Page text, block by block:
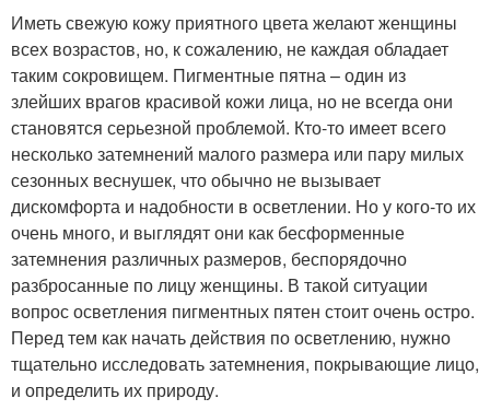
Иметь свежую кожу приятного цвета желают женщины
всех возрастов, но, к сожалению, не каждая обладает
таким сокровищем. Пигментные пятна – один из
злейших врагов красивой кожи лица, но не всегда они
становятся серьезной проблемой. Кто-то имеет всего
несколько затемнений малого размера или пару милых
сезонных веснушек, что обычно не вызывает
дискомфорта и надобности в осветлении. Но у кого-то их
очень много, и выглядят они как бесформенные
затемнения различных размеров, беспорядочно
разбросанные по лицу женщины. В такой ситуации
вопрос осветления пигментных пятен стоит очень остро.
Перед тем как начать действия по осветлению, нужно
тщательно исследовать затемнения, покрывающие лицо,
и определить их природу.